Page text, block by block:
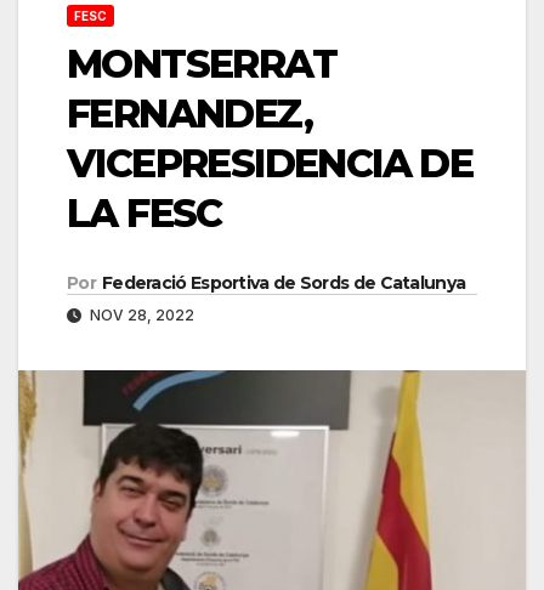
FESC
MONTSERRAT
FERNANDEZ,
VICEPRESIDENCIA DE
LA FESC
Por Federació Esportiva de Sords de Catalunya
NOV 28, 2022